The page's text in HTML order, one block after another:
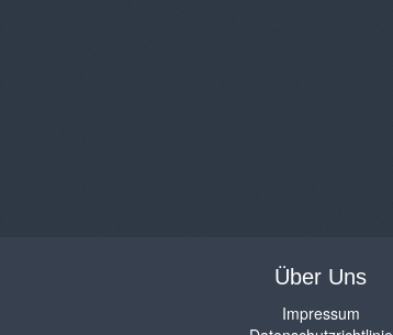
Über Uns
Impressum